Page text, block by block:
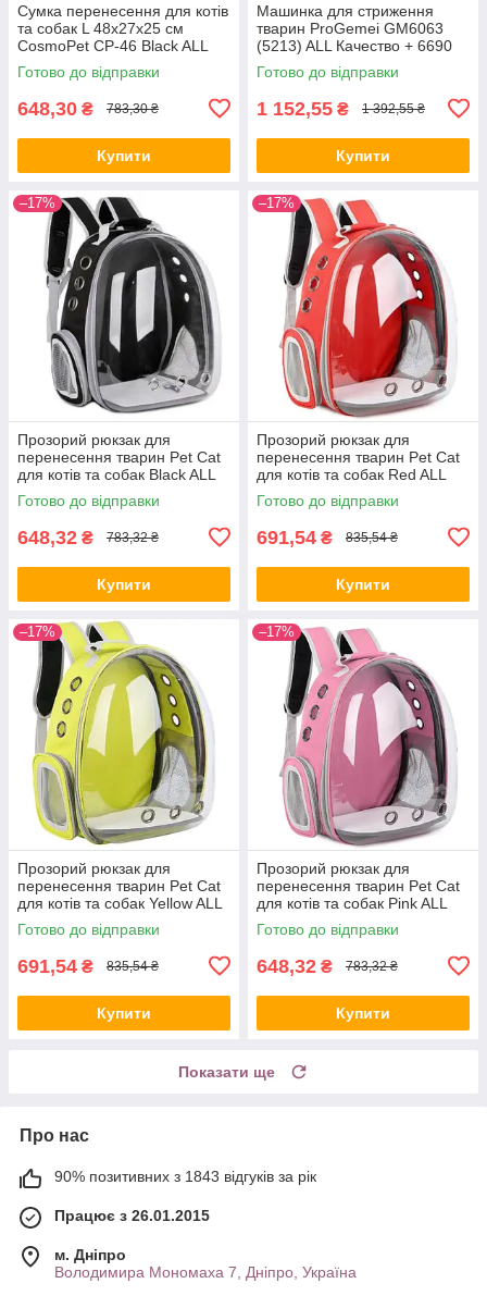
Сумка перенесення для котів
та собак L 48x27x25 см
CosmoPet CP-46 Black ALL
Качество + 3141
Готово до відправки
648,30 ₴ 783,30 ₴
Купити
Машинка для стриження
тварин ProGemei GM6063
(5213) ALL Качество + 6690
Готово до відправки
1 152,55 ₴ 1 392,55 ₴
Купити
–17%
Прозорий рюкзак для
перенесення тварин Pet Cat
для котів та собак Black ALL
Качество + 2815
Готово до відправки
648,32 ₴ 783,32 ₴
Купити
–17%
Прозорий рюкзак для
перенесення тварин Pet Cat
для котів та собак Red ALL
Качество + 2817
Готово до відправки
691,54 ₴ 835,54 ₴
Купити
–17%
Прозорий рюкзак для
перенесення тварин Pet Cat
для котів та собак Yellow ALL
Качество + 2818
Готово до відправки
691,54 ₴ 835,54 ₴
Купити
–17%
Прозорий рюкзак для
перенесення тварин Pet Cat
для котів та собак Pink ALL
Качество + 2819
Готово до відправки
648,32 ₴ 783,32 ₴
Купити
Показати ще
Про нас
90% позитивних з 1843 відгуків за рік
Працює з 26.01.2015
м. Дніпро
Володимира Мономаха 7, Дніпро, Україна